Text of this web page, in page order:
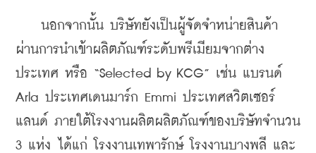
นอกจากนั้น บริษัทยังเป็นผู้จัดจำหน่ายสินค้า
ผ่านการนำเข้าผลิตภัณฑ์ระดับพรีเมียมจากต่าง
ประเทศ หรือ “Selected by KCG” เช่น แบรนด์
Arla ประเทศเดนมาร์ก Emmi ประเทศสวิตเซอร์
แลนด์ ภายใต้โรงงานผลิตผลิตภัณฑ์ของบริษัทจำนวน
3 แห่ง ได้แก่ โรงงานเทพารักษ์ โรงงานบางพลี และ